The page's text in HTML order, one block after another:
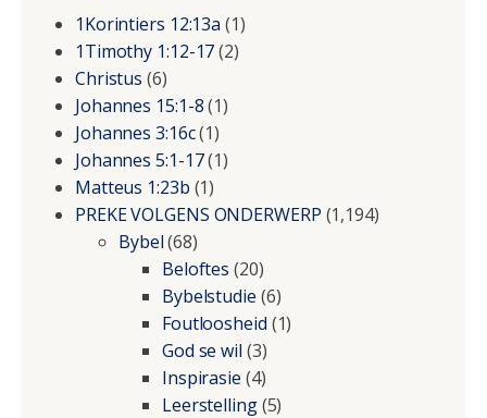
1Korintiers 12:13a (1)
1Timothy 1:12-17(2)
Christus (6)
Johannes 15:1-8(1)
Johannes 3:16c(1)
Johannes 5:1-17(1)
Matteus 1:23b (1)
PREKE VOLGENS ONDERWERP (1,194)
Bybel(68)
Beloftes (20)
Bybelstudie (6)
Foutloosheid (1)
God se wil (3)
Inspirasie (4)
Leerstelling(5)